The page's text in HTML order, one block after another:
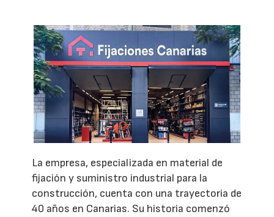
La empresa, especializada en material de
fijación y suministro industrial para la
construcción, cuenta con una trayectoria de
40 años en Canarias. Su historia comenzó